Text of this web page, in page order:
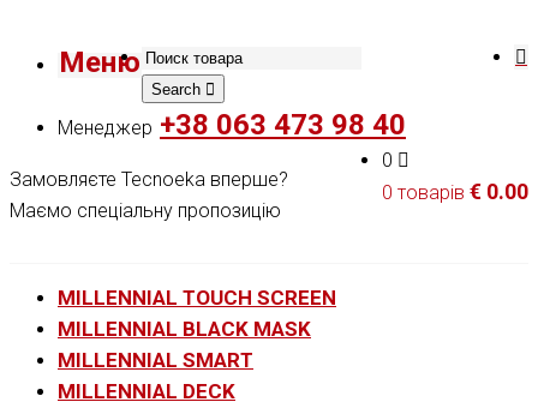
Меню
Search
Менеджер +38 063 473 98 40
0
0 товарів € 0.00
Замовляєте Tecnoeka вперше?
Маємо спеціальну пропозицію
MILLENNIAL TOUCH SCREEN
MILLENNIAL BLACK MASK
MILLENNIAL SMART
MILLENNIAL DECK